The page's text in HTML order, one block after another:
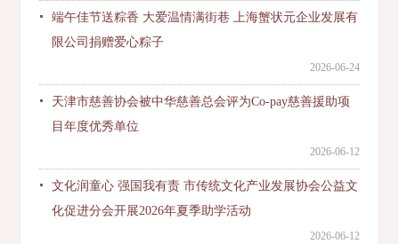
端午佳节送粽香 大爱温情满街巷 上海蟹状元企业发展有
限公司捐赠爱心粽子
2026-06-24
天津市慈善协会被中华慈善总会评为Co-pay慈善援助项
目年度优秀单位
2026-06-12
文化润童心 强国我有责 市传统文化产业发展协会公益文
化促进分会开展2026年夏季助学活动
2026-06-12